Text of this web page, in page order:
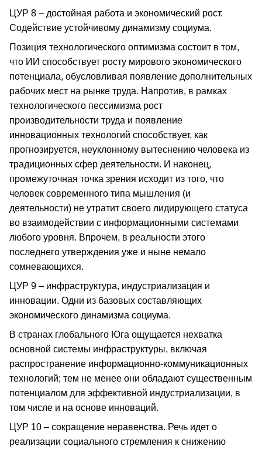
ЦУР 8 – достойная работа и экономический рост.
Содействие устойчивому динамизму социума.
Позиция технологического оптимизма состоит в том,
что ИИ способствует росту мирового экономического
потенциала, обусловливая появление дополнительных
рабочих мест на рынке труда. Напротив, в рамках
технологического пессимизма рост
производительности труда и появление
инновационных технологий способствует, как
прогнозируется, неуклонному вытеснению человека из
традиционных сфер деятельности. И наконец,
промежуточная точка зрения исходит из того, что
человек современного типа мышления (и
деятельности) не утратит своего лидирующего статуса
во взаимодействии с информационными системами
любого уровня. Впрочем, в реальности этого
последнего утверждения уже и ныне немало
сомневающихся.
ЦУР 9 – инфраструктура, индустриализация и
инновации. Одни из базовых составляющих
экономического динамизма социума.
В странах глобального Юга ощущается нехватка
основной системы инфраструктуры, включая
распространение информационно-коммуникационных
технологий; тем не менее они обладают существенным
потенциалом для эффективной индустриализации, в
том числе и на основе инноваций.
ЦУР 10 – сокращение неравенства. Речь идет о
реализации социального стремления к снижению